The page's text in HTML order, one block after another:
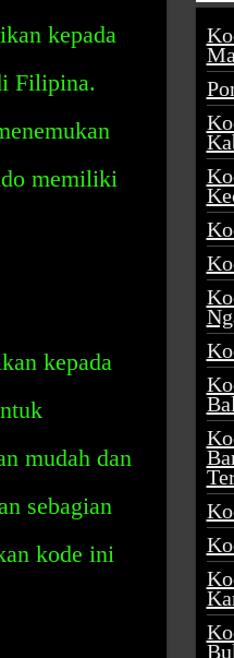
kepada
Filipina.
memiliki
kepada
mudah dan
sebagian
kode ini